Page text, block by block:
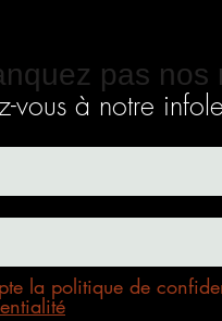
pas nos
vous à notre
la politique de